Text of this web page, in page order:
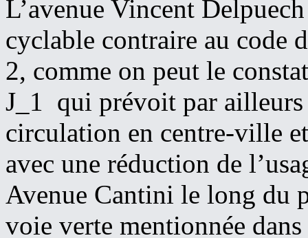
L’avenue Vincent
cyclable contraire au code
2, comme on peut le
J_1 qui prévoit par
circulation en centre-ville
avec une réduction de
Avenue Cantini le long du
voie verte mentionnée